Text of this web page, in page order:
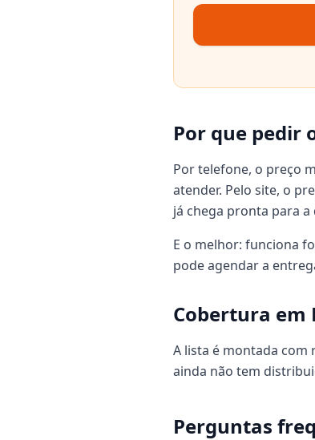
Por que pedir
Por telefone, o preço
atender. Pelo site, o
já chega pronta para
E o melhor: funciona
pode agendar a
Cobertura em
A lista é montada com
ainda não tem
Perguntas